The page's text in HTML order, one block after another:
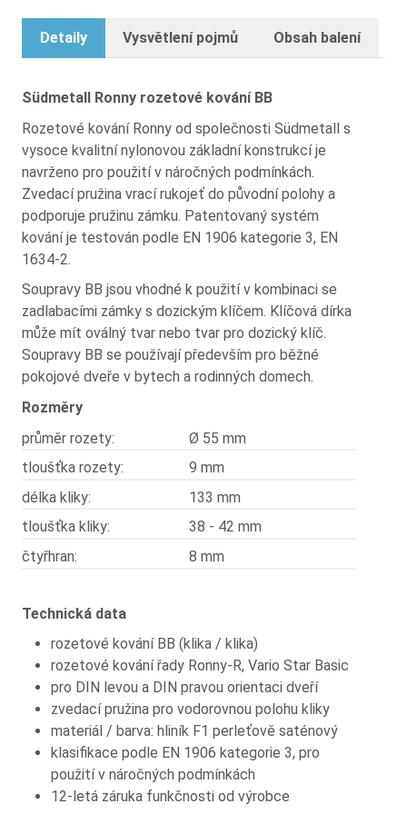
Detaily Vysvětlení pojmů Obsah balení
Südmetall Ronny rozetové kování BB
Rozetové kování Ronny od společnosti Südmetall s
vysoce kvalitní nylonovou základní konstrukcí je
navrženo pro použití v náročných podmínkách.
Zvedací pružina vrací rukojeť do původní polohy a
podporuje pružinu zámku. Patentovaný systém
kování je testován podle EN 1906 kategorie 3, EN
1634-2.
Soupravy BB jsou vhodné k použití v kombinaci se
zadlabacími zámky s dozickým klíčem. Klíčová dírka
může mít oválný tvar nebo tvar pro dozický klíč.
Soupravy BB se používají především pro běžné
pokojové dveře v bytech a rodinných domech.
Rozměry
průměr rozety:
Ø 55 mm
tloušťka rozety:
9 mm
délka kliky:
133 mm
tloušťka kliky:
38 - 42 mm
čtyřhran:
8 mm
Technická data
rozetové kování BB (klika / klika)
rozetové kování řady Ronny-R, Vario Star Basic
pro DIN levou a DIN pravou orientaci dveří
zvedací pružina pro vodorovnou polohu kliky
materiál / barva: hliník F1 perleťově saténový
klasifikace podle EN 1906 kategorie 3, pro
použití v náročných podmínkách
12-letá záruka funkčnosti od výrobce